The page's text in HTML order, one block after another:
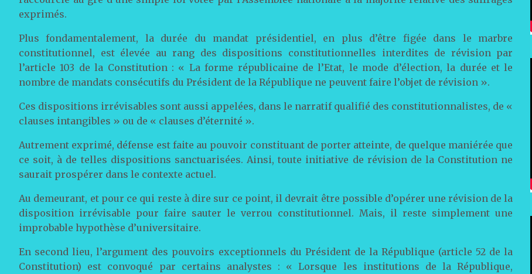
exprimés.
Plus fondamentalement, la durée du mandat présidentiel, en plus d’être figée dans le marbre
constitutionnel, est élevée au rang des dispositions constitutionnelles interdites de révision par
l’article 103 de la Constitution : « La forme républicaine de l’Etat, le mode d’élection, la durée et le
nombre de mandats consécutifs du Président de la République ne peuvent faire l’objet de révision ».
Ces dispositions irrévisables sont aussi appelées, dans le narratif qualifié des constitutionnalistes, de «
clauses intangibles » ou de « clauses d’éternité ».
Autrement exprimé, défense est faite au pouvoir constituant de porter atteinte, de quelque maniérée que
ce soit, à de telles dispositions sanctuarisées. Ainsi, toute initiative de révision de la Constitution ne
saurait prospérer dans le contexte actuel.
Au demeurant, et pour ce qui reste à dire sur ce point, il devrait être possible d’opérer une révision de la
disposition irrévisable pour faire sauter le verrou constitutionnel. Mais, il reste simplement une
improbable hypothèse d’universitaire.
En second lieu, l’argument des pouvoirs exceptionnels du Président de la République (article 52 de la
Constitution) est convoqué par certains analystes : « Lorsque les institutions de la République,